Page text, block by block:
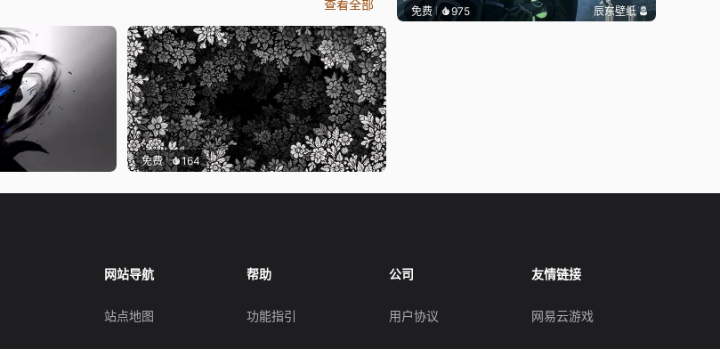
查看全部
免费 164
免费 975 辰东壁纸
网站导航
站点地图
帮助
功能指引
公司
用户协议
友情链接
网易云游戏